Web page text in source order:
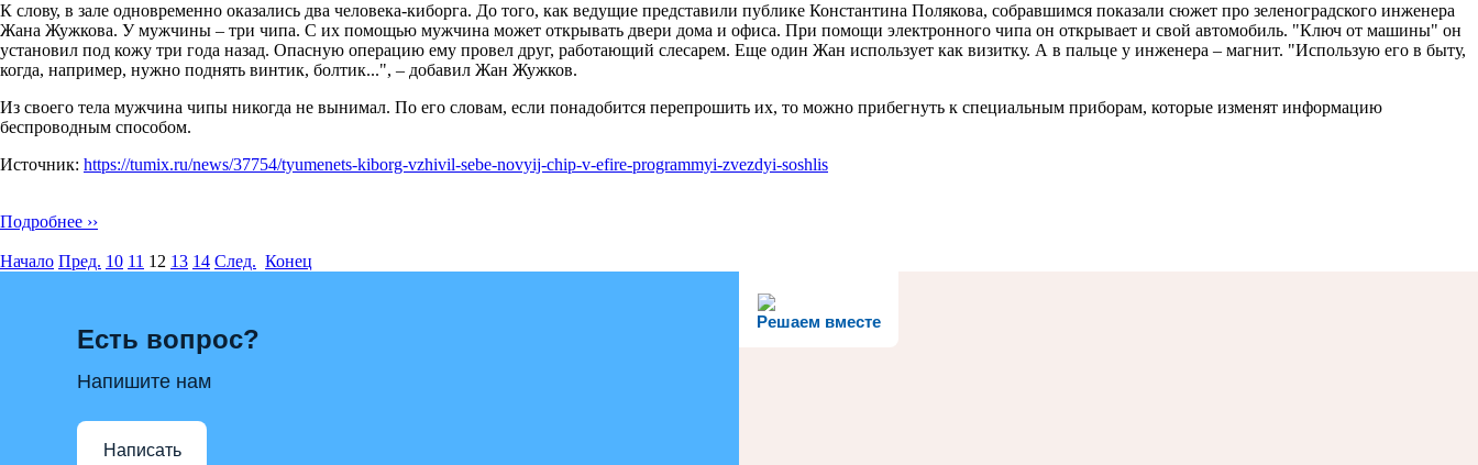
К слову, в зале одновременно оказались два человека-киборга. До того, как ведущие представили публике Константина Полякова, собравшимся показали сюжет про зеленоградского инженера
Жана Жужкова. У мужчины – три чипа. С их помощью мужчина может открывать двери дома и офиса. При помощи электронного чипа он открывает и свой автомобиль. "Ключ от машины" он
установил под кожу три года назад. Опасную операцию ему провел друг, работающий слесарем. Еще один Жан использует как визитку. А в пальце у инженера – магнит. "Использую его в быту,
когда, например, нужно поднять винтик, болтик...", – добавил Жан Жужков.
Из своего тела мужчина чипы никогда не вынимал. По его словам, если понадобится перепрошить их, то можно прибегнуть к специальным приборам, которые изменят информацию
беспроводным способом.
Источник: https://tumix.ru/news/37754/tyumenets-kiborg-vzhivil-sebe-novyij-chip-v-efire-programmyi-zvezdyi-soshlis
Подробнее ››
Начало Пред. 10 11 12 13 14 След. Конец
Решаем вместе
Есть вопрос?
Напишите нам
Написать